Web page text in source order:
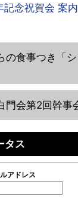
記念祝賀会 案
の食事つき「
門会第2回幹事
タス
アドレス